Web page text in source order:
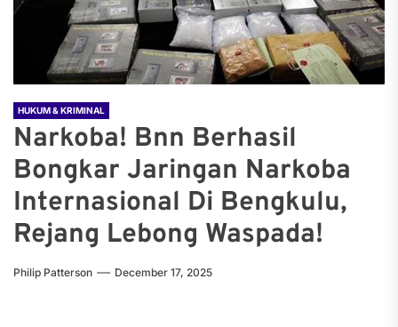
HUKUM & KRIMINAL
Narkoba! Bnn Berhasil
Bongkar Jaringan Narkoba
Internasional Di Bengkulu,
Rejang Lebong Waspada!
Philip Patterson December 17, 2025